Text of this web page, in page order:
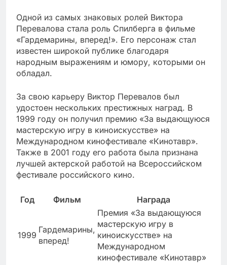
Одной из самых знаковых ролей Виктора
Перевалова стала роль Спилберга в фильме
«Гардемарины, вперед!». Его персонаж стал
известен широкой публике благодаря
народным выражениям и юмору, которыми он
обладал.
За свою карьеру Виктор Перевалов был
удостоен нескольких престижных наград. В
1999 году он получил премию «За выдающуюся
мастерскую игру в киноискусстве» на
Международном кинофестивале «Кинотавр».
Также в 2001 году его работа была признана
лучшей актерской работой на Всероссийском
фестивале российского кино.
Год Фильм Награда
1999
Гардемарины,
вперед!
Премия «За выдающуюся
мастерскую игру в
киноискусстве» на
Международном
кинофестивале «Кинотавр»